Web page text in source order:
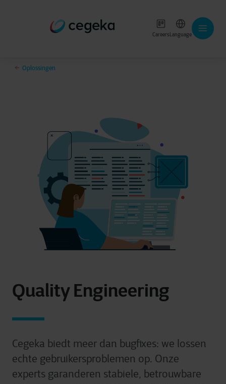
CareersLanguage
Oplossingen
Quality Engineering
Cegeka biedt meer dan bugfixes: we lossen
echte gebruikersproblemen op. Onze
experts garanderen stabiele, betrouwbare